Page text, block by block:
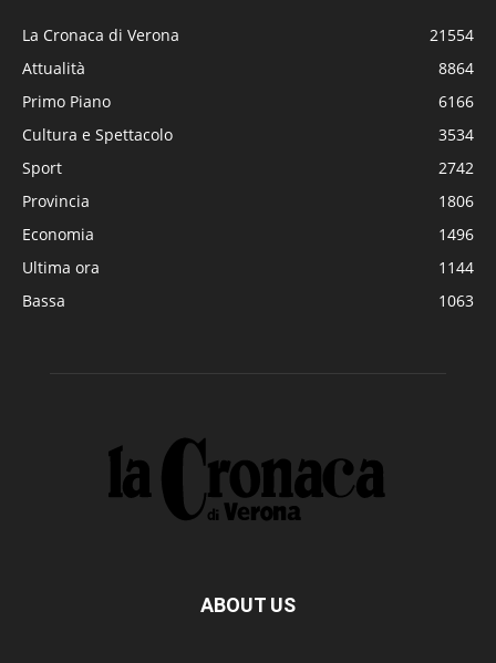
La Cronaca di Verona
21554
Attualità
8864
Primo Piano
6166
Cultura e Spettacolo
3534
Sport
2742
Provincia
1806
Economia
1496
Ultima ora
1144
Bassa
1063
ABOUT US